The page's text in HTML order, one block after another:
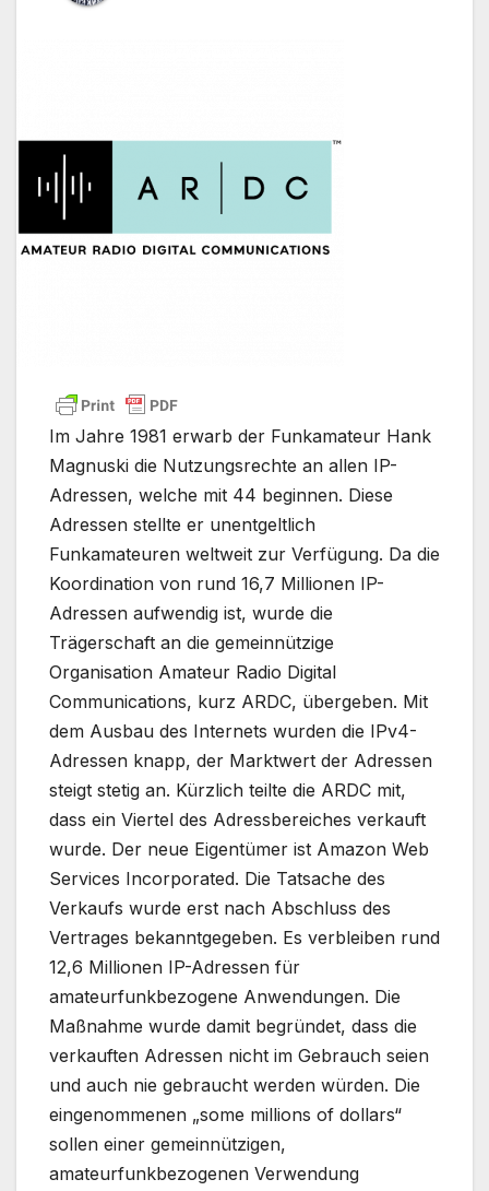
Im Jahre 1981 erwarb der Funkamateur Hank
Magnuski die Nutzungsrechte an allen IP-
Adressen, welche mit 44 beginnen. Diese
Adressen stellte er unentgeltlich
Funkamateuren weltweit zur Verfügung. Da die
Koordination von rund 16,7 Millionen IP-
Adressen aufwendig ist, wurde die
Trägerschaft an die gemeinnützige
Organisation Amateur Radio Digital
Communications, kurz ARDC, übergeben. Mit
dem Ausbau des Internets wurden die IPv4-
Adressen knapp, der Marktwert der Adressen
steigt stetig an. Kürzlich teilte die ARDC mit,
dass ein Viertel des Adressbereiches verkauft
wurde. Der neue Eigentümer ist Amazon Web
Services Incorporated. Die Tatsache des
Verkaufs wurde erst nach Abschluss des
Vertrages bekanntgegeben. Es verbleiben rund
12,6 Millionen IP-Adressen für
amateurfunkbezogene Anwendungen. Die
Maßnahme wurde damit begründet, dass die
verkauften Adressen nicht im Gebrauch seien
und auch nie gebraucht werden würden. Die
eingenommenen „some millions of dollars“
sollen einer gemeinnützigen,
amateurfunkbezogenen Verwendung